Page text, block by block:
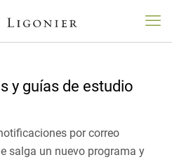
y guías de estudio
por correo
salga un nuevo programa y